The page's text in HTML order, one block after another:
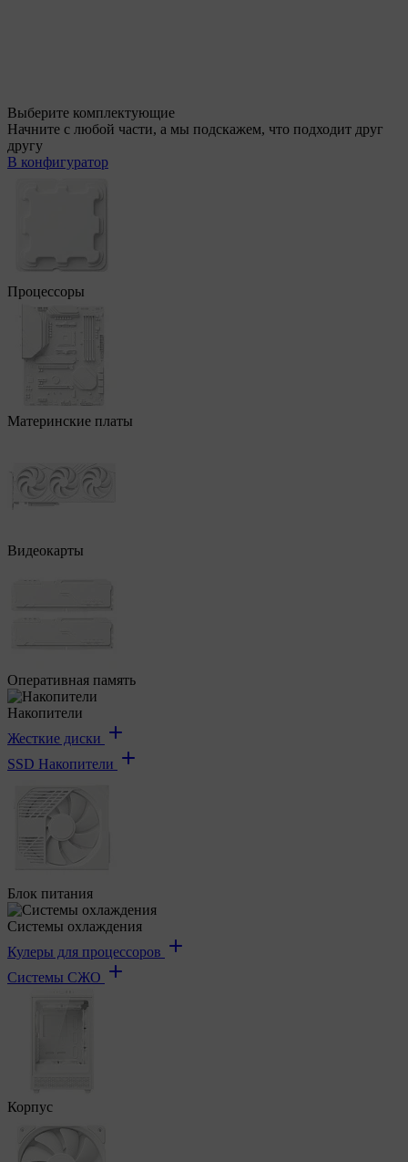
Выберите комплектующие
Начните с любой части, а мы подскажем, что подходит друг
другу
В конфигуратор
Процессоры
Материнские платы
Видеокарты
Оперативная память
Накопители
Жесткие диски
SSD Накопители
Блок питания
Системы охлаждения
Кулеры для процессоров
Системы СЖО
Корпус